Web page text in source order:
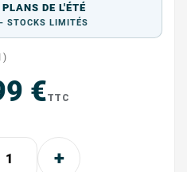
DE L'ÉTÉ
STOCKS LIMITÉS
€TTC